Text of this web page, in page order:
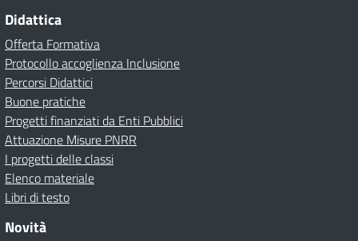
Didattica
Offerta Formativa
Protocollo accoglienza Inclusione
Percorsi Didattici
Buone pratiche
Progetti finanziati da Enti Pubblici
Attuazione Misure PNRR
I progetti delle classi
Elenco materiale
Libri di testo
Novità